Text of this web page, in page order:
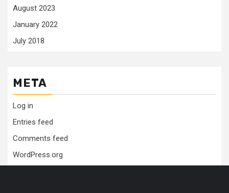
August 2023
January 2022
July 2018
META
Log in
Entries feed
Comments feed
WordPress.org